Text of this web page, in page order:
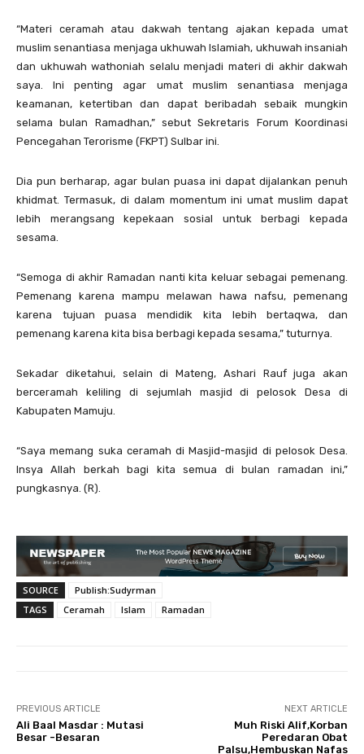
“Materi ceramah atau dakwah tentang ajakan kepada umat
muslim senantiasa menjaga ukhuwah Islamiah, ukhuwah insaniah
dan ukhuwah wathoniah selalu menjadi materi di akhir dakwah
saya. Ini penting agar umat muslim senantiasa menjaga
keamanan, ketertiban dan dapat beribadah sebaik mungkin
selama bulan Ramadhan,” sebut Sekretaris Forum Koordinasi
Pencegahan Terorisme (FKPT) Sulbar ini.
Dia pun berharap, agar bulan puasa ini dapat dijalankan penuh
khidmat. Termasuk, di dalam momentum ini umat muslim dapat
lebih merangsang kepekaan sosial untuk berbagi kepada
sesama.
“Semoga di akhir Ramadan nanti kita keluar sebagai pemenang.
Pemenang karena mampu melawan hawa nafsu, pemenang
karena tujuan puasa mendidik kita lebih bertaqwa, dan
pemenang karena kita bisa berbagi kepada sesama,” tuturnya.
Sekadar diketahui, selain di Mateng, Ashari Rauf juga akan
berceramah keliling di sejumlah masjid di pelosok Desa di
Kabupaten Mamuju.
“Saya memang suka ceramah di Masjid-masjid di pelosok Desa.
Insya Allah berkah bagi kita semua di bulan ramadan ini,”
pungkasnya. (R).
SOURCE
Publish:Sudyrman
TAGS
Ceramah Islam Ramadan
PREVIOUS ARTICLE
Ali Baal Masdar : Mutasi
Besar -Besaran
NEXT ARTICLE
Muh Riski Alif,Korban
Peredaran Obat
Palsu,Hembuskan Nafas